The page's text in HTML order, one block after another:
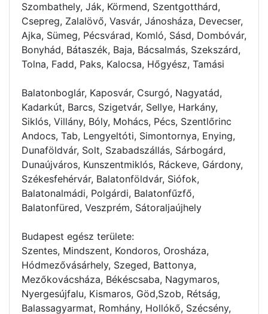
Szombathely, Ják, Körmend, Szentgotthárd,
Csepreg, Zalalövő, Vasvár, Jánosháza, Devecser,
Ajka, Sümeg, Pécsvárad, Komló, Sásd, Dombóvár,
Bonyhád, Bátaszék, Baja, Bácsalmás, Szekszárd,
Tolna, Fadd, Paks, Kalocsa, Hőgyész, Tamási
Balatonboglár, Kaposvár, Csurgó, Nagyatád,
Kadarkút, Barcs, Szigetvár, Sellye, Harkány,
Siklós, Villány, Bóly, Mohács, Pécs, Szentlőrinc
Andocs, Tab, Lengyeltóti, Simontornya, Enying,
Dunaföldvár, Solt, Szabadszállás, Sárbogárd,
Dunaújváros, Kunszentmiklós, Ráckeve, Gárdony,
Székesfehérvár, Balatonföldvár, Siófok,
Balatonalmádi, Polgárdi, Balatonfűzfő,
Balatonfüred, Veszprém, Sátoraljaújhely
Budapest egész területe:
Szentes, Mindszent, Kondoros, Orosháza,
Hódmezővásárhely, Szeged, Battonya,
Mezőkovácsháza, Békéscsaba, Nagymaros,
Nyergesújfalu, Kismaros, Göd,Szob, Rétság,
Balassagyarmat, Romhány, Hollókő, Szécsény,